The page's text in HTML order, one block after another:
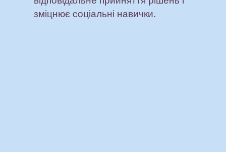
зміцнює соціальні навички.